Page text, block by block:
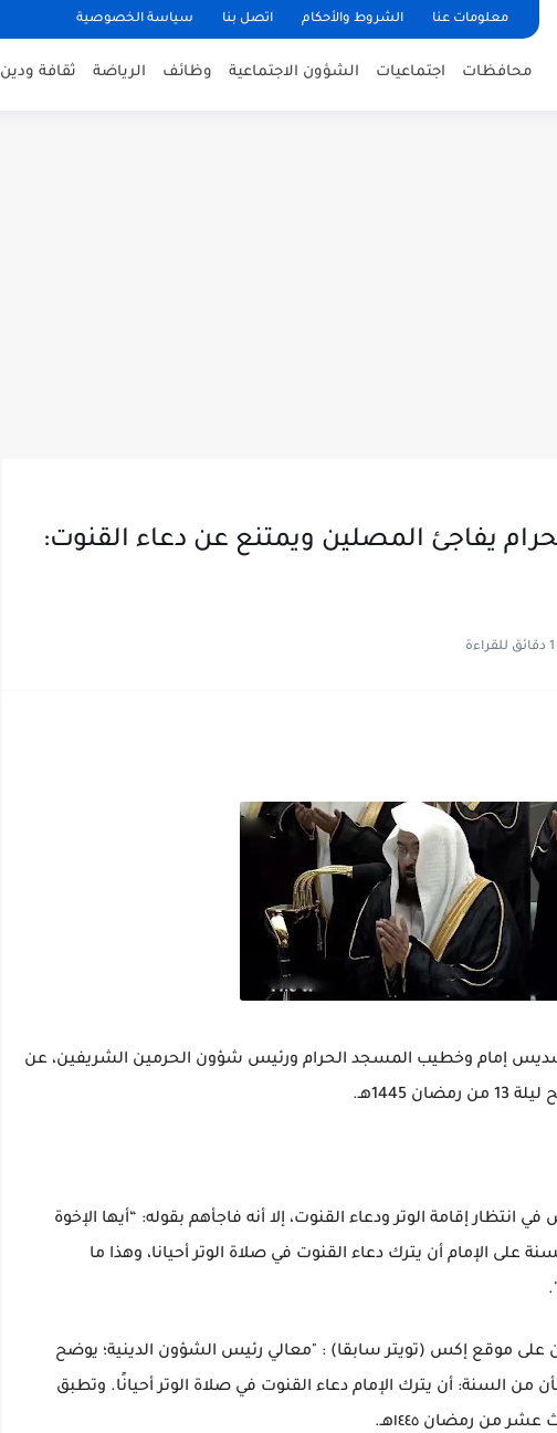
معلومات عنا الشروط والأحكام اتصل بنا سياسة الخصوصية
محافظات اجتماعيات الشؤون الاجتماعية وظائف الرياضة ثقافة ودين
يفاجئ المصلين ويمتنع عن دعاء القنوت:
1 دقائق للقراءة
إمام وخطيب المسجد الحرام ورئيس شؤون الحرمين الشريفين، عن
1445هـ.
إقامة الوتر ودعاء القنوت، إلا أنه فاجأهم بقوله: “أيها الإخوة
على الإمام أن يترك دعاء القنوت في صلاة الوتر أحيانا، وهذا ما
موقع إكس (تويتر سابقا) : "معالي رئيس الشؤون الدينية؛ يوضح
من السنة: أن يترك الإمام دعاء القنوت في صلاة الوتر أحيانًا. وتطبق
من رمضان ١٤٤٥هـ.